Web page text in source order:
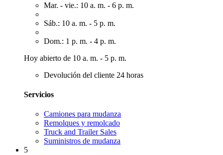
Mar. - vie.: 10 a. m. - 6 p. m.
Sáb.: 10 a. m. - 5 p. m.
Dom.: 1 p. m. - 4 p. m.
Hoy abierto de 10 a. m. - 5 p. m.
Devolución del cliente 24 horas
Servicios
Camiones para mudanza
Remolques y remolcado
Truck and Trailer Sales
Suministros de mudanza
5